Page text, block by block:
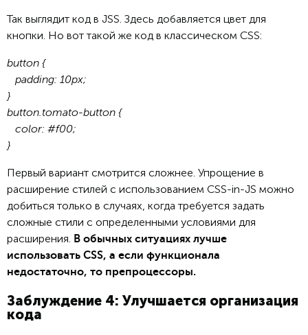
Так выглядит код в JSS. Здесь добавляется цвет для
кнопки. Но вот такой же код в классическом CSS:
button {
padding: 10px;
}
button.tomato-button {
color: #f00;
}
Первый вариант смотрится сложнее. Упрощение в
расширение стилей с использованием CSS-in-JS можно
добиться только в случаях, когда требуется задать
сложные стили с определенными условиями для
расширения. В обычных ситуациях лучше
использовать CSS, а если функционала
недостаточно, то препроцессоры.
Заблуждение 4: Улучшается организация
кода